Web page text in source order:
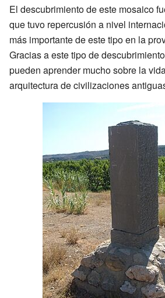
El descubrimiento de este mosaico
que tuvo repercusión a nivel
más importante de este tipo en la
Gracias a este tipo de
pueden aprender mucho sobre la
arquitectura de civilizaciones